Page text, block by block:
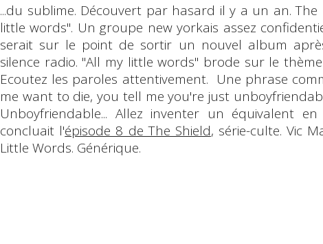
...du sublime. Découvert par hasard il y a un an.The
little words". Un groupe new yorkais assez
serait sur le point de sortir un nouvel album
silence radio. "All my little words" brode sur le
Ecoutez les paroles attentivement. Une phrase
me want to die, you tell me you're just
Unboyfriendable... Allez inventer un équivalent en
concluait l'épisode 8 de The Shield, série-culte. Vic
Little Words. Générique.